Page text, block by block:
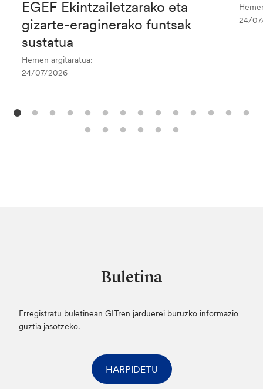
EGEF Ekintzailetzarako eta
gizarte-eraginerako funtsak
sustatua
Hemen argitaratua:
24/07/2026
24/
Buletina
Erregistratu buletinean GITren jarduerei buruzko informazio
guztia jasotzeko.
HARPIDETU